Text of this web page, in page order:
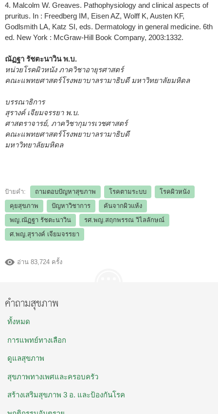
4. Malcolm W. Greaves. Pathophysiology and clinical aspects of
pruritus. In : Freedberg IM, Eisen AZ, Wolff K, Austen KF,
Godlsmith LA, Katz SI, eds. Dermatology in general medicine. 6th
ed. New York : McGraw-Hill Book Company, 2003:1332.
ณัฏฐา รัชตะนาวิน พ.บ.
หน่วยโรคผิวหนัง ภาควิชาอายุรศาสตร์
คณะแพทยศาสตร์โรงพยาบาลรามาธิบดี มหาวิทยาลัยมหิดล
บรรณาธิการ
สุรางค์ เจียมจรรยา พ.บ.
ศาสตราจารย์, ภาควิชากุมารเวชศาสตร์
คณะแพทยศาสตร์โรงพยาบาลรามาธิบดี
มหาวิทยาลัยมหิดล
ป้ายคำ: ถามตอบปัญหาสุขภาพ โรคตามระบบ
โรคผิวหนัง
คุยสุขภาพ
ปัญหาวิชาการ
คันจากผิวแห้ง
พญ.ณัฏฐา รัชตะนาวิน
รศ.พญ.สฤกพรรณ วิไลลักษณ์
ศ.พญ.สุรางค์ เจียมจรรยา
อ่าน 83,724 ครั้ง
คำถามสุขภาพ
ทั้งหมด
การแพทย์ทางเลือก
ดูแลสุขภาพ
สุขภาพทางเพศและครอบครัว
สร้างเสริมสุขภาพ 3 อ. และป้องกันโรค